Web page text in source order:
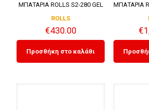
ΜΠΑΤΑΡΙΑ ROLLS S2-280 GEL
ROLLS
€430.00
Προσθήκη στο καλάθι
ΜΠΑΤΑΡΙΑ
€